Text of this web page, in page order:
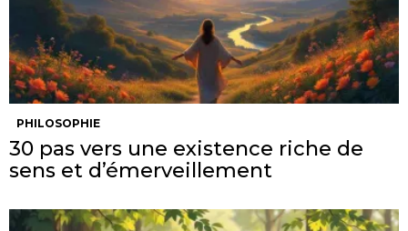
PHILOSOPHIE
30 pas vers une existence riche de
sens et d’émerveillement